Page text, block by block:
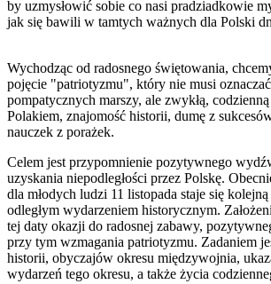
by uzmysłowić sobie co nasi pradziadkowie
jak się bawili w tamtych ważnych dla Polski
Wychodząc od radosnego świętowania,
pojęcie "patriotyzmu", który nie musi
pompatycznych marszy, ale zwykłą,
Polakiem, znajomość historii, dumę z
nauczek z porażek.
Celem jest przypomnienie pozytywnego
uzyskania niepodległości przez Polskę.
dla młodych ludzi 11 listopada staje się
odległym wydarzeniem historycznym.
tej daty okazji do radosnej zabawy,
przy tym wzmagania patriotyzmu. Zadaniem
historii, obyczajów okresu międzywojnia,
wydarzeń tego okresu, a także życia